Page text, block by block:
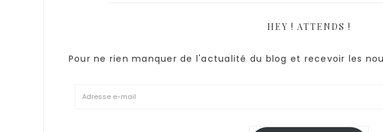
HEY ! ATTENDS !
Pour ne rien manquer de l'actualité du blog et recevoir les